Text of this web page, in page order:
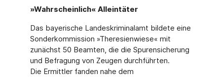
»Wahrscheinlich« Alleintäter
Das bayerische Landeskriminalamt bildete eine
Sonderkommission »Theresienwiese« mit
zunächst 50 Beamten, die die Spurensicherung
und Befragung von Zeugen durchführten.
Die Ermittler fanden nahe dem